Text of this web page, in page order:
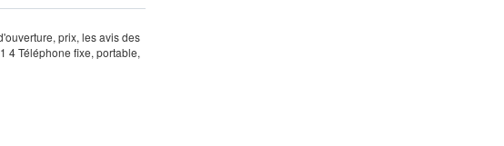
prix, les avis des
4 Téléphone fixe, portable,